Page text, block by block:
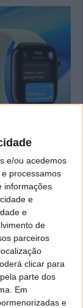
e/ou acedemos
processamos
informações
e
e
de
parceiros
clicar para
parte dos
Em
e
duas
a base
continuam a
a
de bugs.